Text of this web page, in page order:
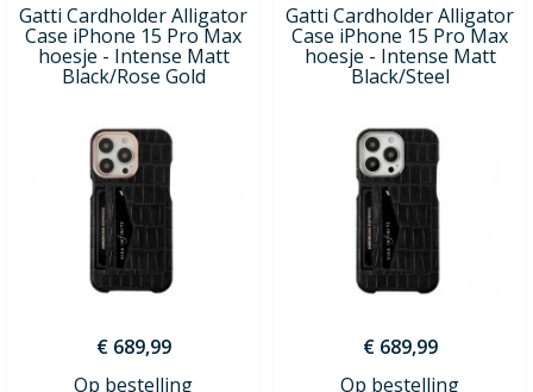
Gatti Cardholder Alligator
Case iPhone 15 Pro Max
hoesje - Intense Matt
Black/Rose Gold
€ 689,99
Op bestelling
Gatti Cardholder Alligator
Case iPhone 15 Pro Max
hoesje - Intense Matt
Black/Steel
€ 689,99
Op bestelling